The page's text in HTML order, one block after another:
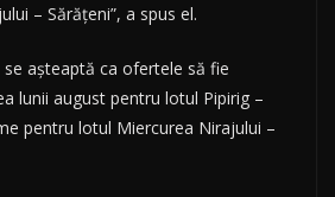
– Sărățeni”, a spus el.
așteaptă ca ofertele să fie
lunii august pentru lotul Pipirig –
pentru lotul Miercurea Nirajului –